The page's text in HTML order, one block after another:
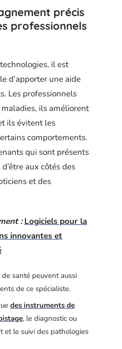
précis
professionnels
il est
d’apporter une aide
Les professionnels
ils améliorent
ils évitent les
comportements.
qui sont présents
aux côtés des
et des
: Logiciels pour la
innovantes et
santé peuvent aussi
de ce spécialiste.
des instruments de
, le diagnostic ou
et le suivi des pathologies